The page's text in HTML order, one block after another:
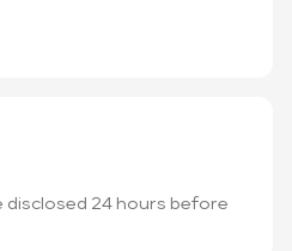
disclosed 24 hours before